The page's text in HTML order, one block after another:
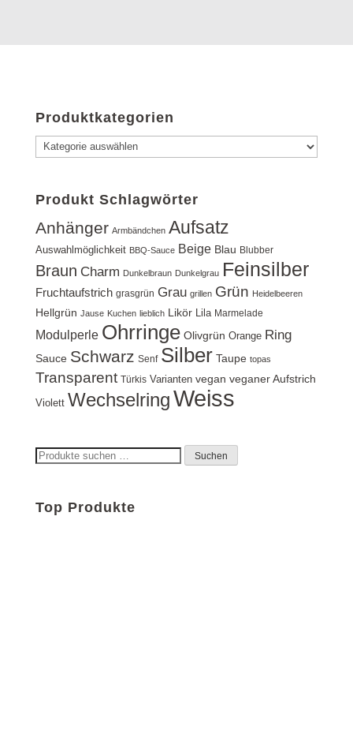
Produktkategorien
Produkt Schlagwörter
Anhänger Armbändchen Aufsatz
Auswahlmöglichkeit BBQ-Sauce Beige Blau Blubber
Braun Charm Dunkelbraun Dunkelgrau Feinsilber
Fruchtaufstrich grasgrün Grau grillen Grün Heidelbeeren
Hellgrün Jause Kuchen lieblich Likör Lila Marmelade
Modulperle Ohrringe Olivgrün Orange Ring
Sauce Schwarz Senf Silber Taupe topas
Transparent Türkis Varianten vegan veganer Aufstrich
Violett WechselringWeiss
Suchen
Suchen
Top Produkte